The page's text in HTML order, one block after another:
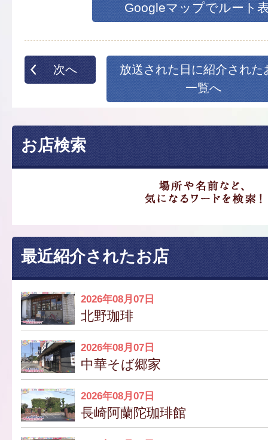
Googleマップでルート
次へ
放送された日に紹介された
一覧へ
お店検索
最近紹介されたお店
2026年08月07日
北野珈琲
2026年08月07日
中華そば郷家
2026年08月07日
長崎阿蘭陀珈琲館